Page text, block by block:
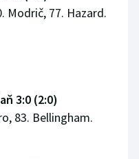
Modrič, 77. Hazard.
3:0 (2:0)
83. Bellingham.